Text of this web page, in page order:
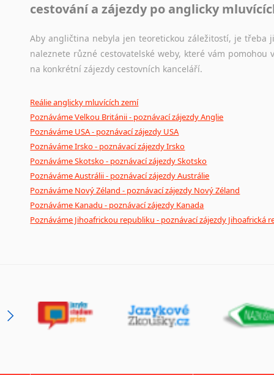
cestování a zájezdy po anglicky
Aby angličtina nebyla jen teoretickou záležitostí, je
naleznete různé cestovatelské weby, které vám
na konkrétní zájezdy cestovních kanceláří.
Reálie anglicky mluvících zemí
Poznáváme Velkou Británii - poznávací zájezdy Anglie
Poznáváme USA - poznávací zájezdy USA
Poznáváme Irsko - poznávací zájezdy Irsko
Poznáváme Skotsko - poznávací zájezdy Skotsko
Poznáváme Austrálii - poznávací zájezdy Austrálie
Poznáváme Nový Zéland - poznávací zájezdy Nový Zéland
Poznáváme Kanadu - poznávací zájezdy Kanada
Poznáváme Jihoafrickou republiku - poznávací zájezdy Jihoafrická